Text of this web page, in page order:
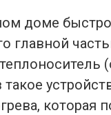
доме
главной
которая